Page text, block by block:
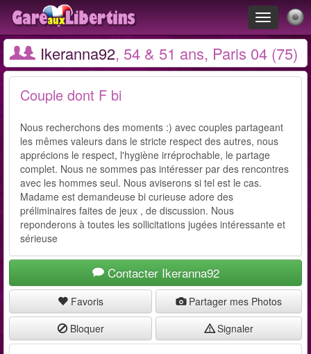
Toggle
navigation
Ikeranna92, 54 & 51 ans, Paris 04 (75)
Couple dont F bi
Nous recherchons des moments :) avec couples partageant
les mêmes valeurs dans le stricte respect des autres, nous
apprécions le respect, l'hygiène irréprochable, le partage
complet. Nous ne sommes pas intéresser par des rencontres
avec les hommes seul. Nous aviserons si tel est le cas.
Madame est demandeuse bi curieuse adore des
préliminaires faites de jeux , de discussion. Nous
reponderons à toutes les sollicitations jugées intéressante et
sérieuse
Contacter Ikeranna92
Favoris
Partager mes Photos
Bloquer
Signaler